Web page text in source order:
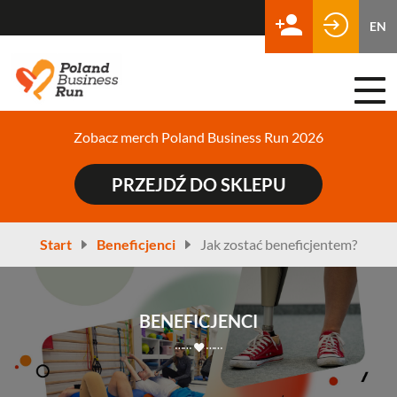
EN
Zobacz merch Poland Business Run 2026
PRZEJDŹ DO SKLEPU
Start Beneficjenci Jak zostać beneficjentem?
BENEFICJENCI